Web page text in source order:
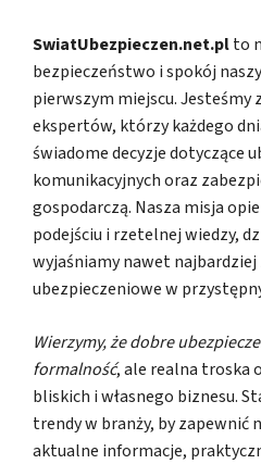
SwiatUbezpieczen.net.plto
bezpieczeństwo i spokój
pierwszym miejscu. Jesteśmy
ekspertów, którzy każdego
świadome decyzje dotyczące
komunikacyjnych oraz
gospodarczą. Nasza misja
podejściu i rzetelnej wiedzy,
wyjaśniamy nawet najbardziej
ubezpieczeniowe w
Wierzymy, że dobre
formalność, ale realna troska
bliskich i własnego biznesu.
trendy w branży, by zapewnić
aktualne informacje,